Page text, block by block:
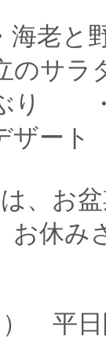
と野
サラ
り
ート
お盆
休み
） 平日